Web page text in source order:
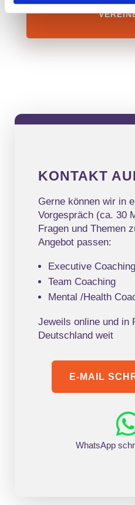
KONTAKT
Gerne können wir in
Vorgespräch (ca. 30
Fragen und Themen
Angebot passen:
Executive Coaching
Team Coaching
Mental /Health
Jeweils online und in
Deutschland weit
E-MAIL
WhatsApp